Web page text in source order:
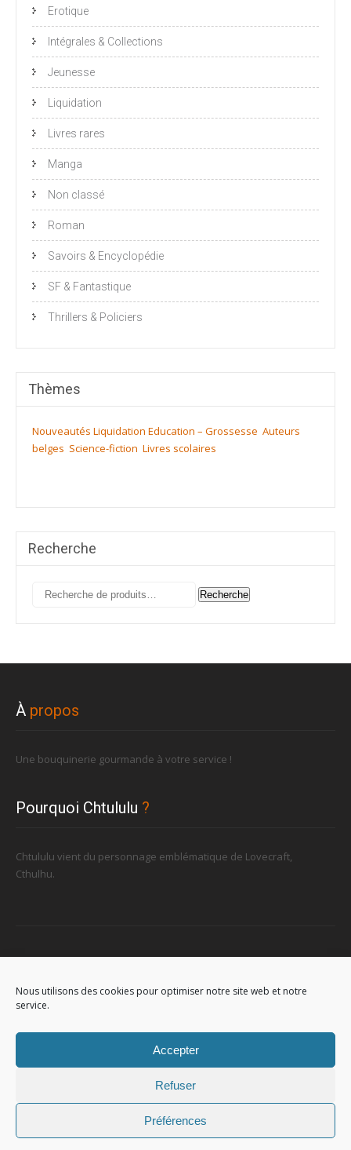
Nous utilisons des cookies pour optimiser notre site web et notre
service.
Accepter
Refuser
Préférences
Erotique
Intégrales & Collections
Jeunesse
Liquidation
Livres rares
Manga
Non classé
Roman
Savoirs & Encyclopédie
SF & Fantastique
Thrillers & Policiers
Thèmes
Nouveautés Liquidation Education – Grossesse Auteurs
belges Science-fiction Livres scolaires
Recherche
Recherche
Recherche
À propos
Une bouquinerie gourmande à votre service !
Pourquoi Chtululu ?
Chtululu vient du personnage emblématique de Lovecraft,
Cthulhu.
. All Rights Reserved. L'utilisation de ce site signifie
que vous acceptezles conditions générales.